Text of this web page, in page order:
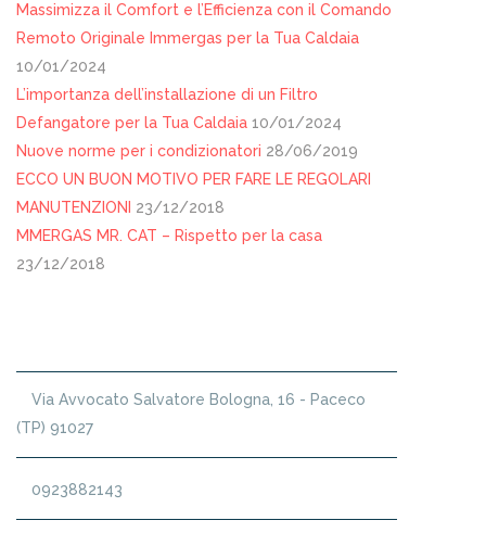
Massimizza il Comfort e l’Efficienza con il Comando
Remoto Originale Immergas per la Tua Caldaia
10/01/2024
L’importanza dell’installazione di un Filtro
Defangatore per la Tua Caldaia 10/01/2024
Nuove norme per i condizionatori 28/06/2019
ECCO UN BUON MOTIVO PER FARE LE REGOLARI
MANUTENZIONI
23/12/2018
MMERGAS MR. CAT – Rispetto per la casa
23/12/2018
Via Avvocato Salvatore Bologna, 16 - Paceco
(TP) 91027
0923882143